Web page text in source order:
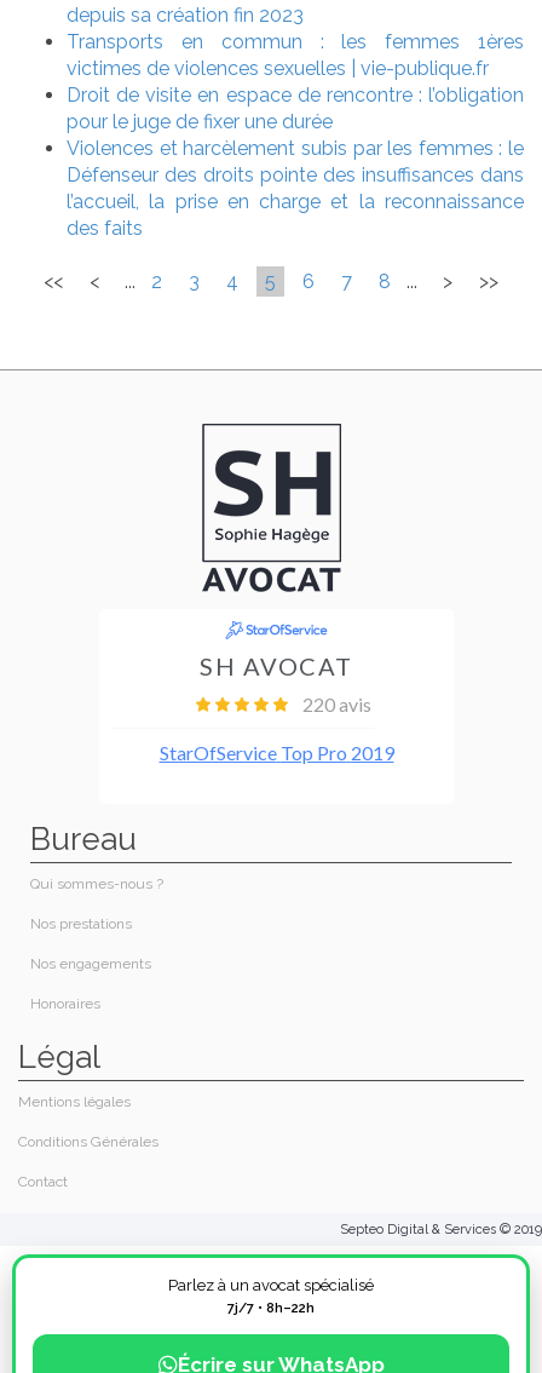
Parlez à un avocat spécialisé
7j/7 • 8h–22h
Écrire sur WhatsApp
depuis sa création fin 2023
Transports en commun : les femmes 1ères
victimes de violences sexuelles | vie-publique.fr
Droit de visite en espace de rencontre : l’obligation
pour le juge de fixer une durée
Violences et harcèlement subis par les femmes : le
Défenseur des droits pointe des insuffisances dans
l’accueil, la prise en charge et la reconnaissance
des faits
<< < ... 2 3 4 5 6 7 8 ... > >>
Bureau
Qui sommes-nous ?​
Nos prestations​
Nos engagements
Honoraires​
Légal
Contact
Mentions légales
Conditions Générales
Septeo Digital & Services © 2019